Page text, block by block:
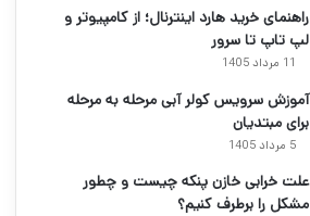
راهنمای خرید هارد اینترنال؛ از کامپیوتر و
لپ تاپ تا سرور
11 مرداد 1405
آموزش سرویس کولر آبی مرحله به مرحله
برای مبتدیان
5 مرداد 1405
علت خرابی خازن پنکه چیست و چطور
مشکل را برطرف کنیم؟